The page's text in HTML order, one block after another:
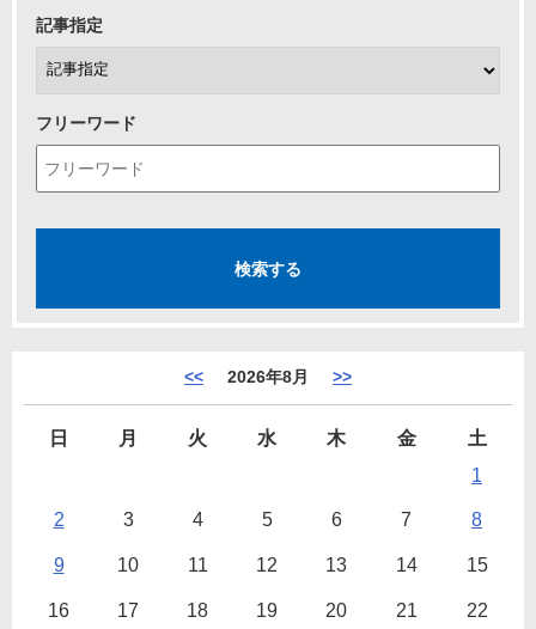
記事指定
フリーワード
<< 2026年8月 >>
日 月 火 水 木 金
土
1
2 3 4 5 6 7 8
9 10 11 12 13 14 15
16 17 18 19 20 21 22